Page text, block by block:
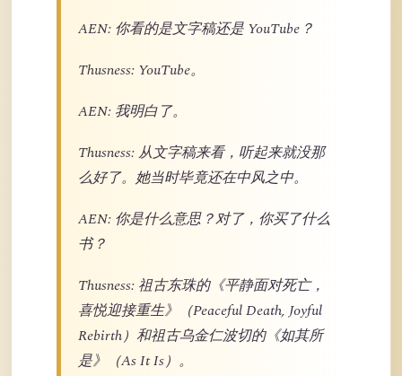
AEN: 你看的是文字稿还是 YouTube？
Thusness: YouTube。
AEN: 我明白了。
Thusness: 从文字稿来看，听起来就没那
么好了。她当时毕竟还在中风之中。
AEN: 你是什么意思？对了，你买了什么
书？
Thusness: 祖古东珠的《平静面对死亡，
喜悦迎接重生》（Peaceful Death, Joyful
Rebirth）和祖古乌金仁波切的《如其所
是》（As It Is）。